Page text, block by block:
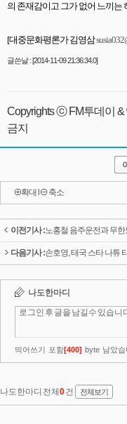
의 존재감이고 그가 없어 느끼는
[대중문화평론가 김영삼
글쓴날 : [2014-11-09 21:36:34.0]
Copyrights ⓒ FM투데이 &
금지
확대 축소
이전기사 :노홍철 음주운전과 무
다음기사 :손호영, 태국 스타 나튜